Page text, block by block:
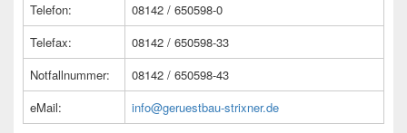
Telefon:
08142 / 650598-0
Telefax:
08142 / 650598-33
Notfallnummer:
08142 / 650598-43
eMail:
info@geruestbau-strixner.de